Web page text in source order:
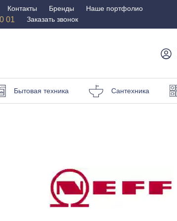
Контакты Бренды Наше портфолио
01 Заказать звонок
Бытовая техника Сантехника
стулья
спальни
мебель
Кресла для офиса Шезлонги и зонты